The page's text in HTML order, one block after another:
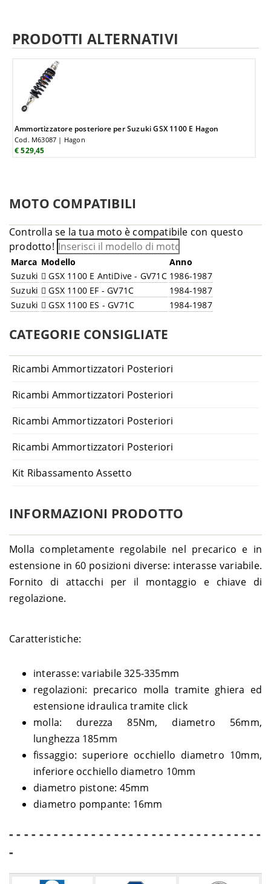
PRODOTTI ALTERNATIVI
Ammortizzatore posteriore per Suzuki GSX 1100 E Hagon
Cod. M63087 | Hagon
€ 529,45
MOTO COMPATIBILI
Controlla se la tua moto è compatibile con questo
prodotto!
Marca Modello
Anno
Suzuki
GSX 1100 E AntiDive - GV71C 1986-1987
Suzuki
GSX 1100 EF - GV71C
1984-1987
Suzuki
GSX 1100 ES - GV71C 1984-1987
CATEGORIE CONSIGLIATE
Ricambi Ammortizzatori Posteriori
Ricambi Ammortizzatori Posteriori
Ricambi Ammortizzatori Posteriori
Ricambi Ammortizzatori Posteriori
Kit Ribassamento Assetto
INFORMAZIONI PRODOTTO
Molla completamente regolabile nel precarico e in
estensione in 60 posizioni diverse: interasse variabile.
Fornito di attacchi per il montaggio e chiave di
regolazione.
Caratteristiche:
interasse: variabile 325-335mm
regolazioni: precarico molla tramite ghiera ed
estensione idraulica tramite click
molla: durezza 85Nm, diametro 56mm,
lunghezza 185mm
fissaggio: superiore occhiello diametro 10mm,
inferiore occhiello diametro 10mm
diametro pistone: 45mm
diametro pompante: 16mm
- - - - - - - - - - - - - - - - - - - - - - - - - - - - - - - - - -
-